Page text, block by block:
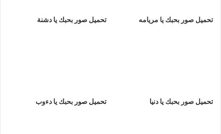
تحميل صور بحبك يا مريامه تحميل صور بحبك يا دشنة
تحميل صور بحبك يا دنيا تحميل صور بحبك يا دءوب